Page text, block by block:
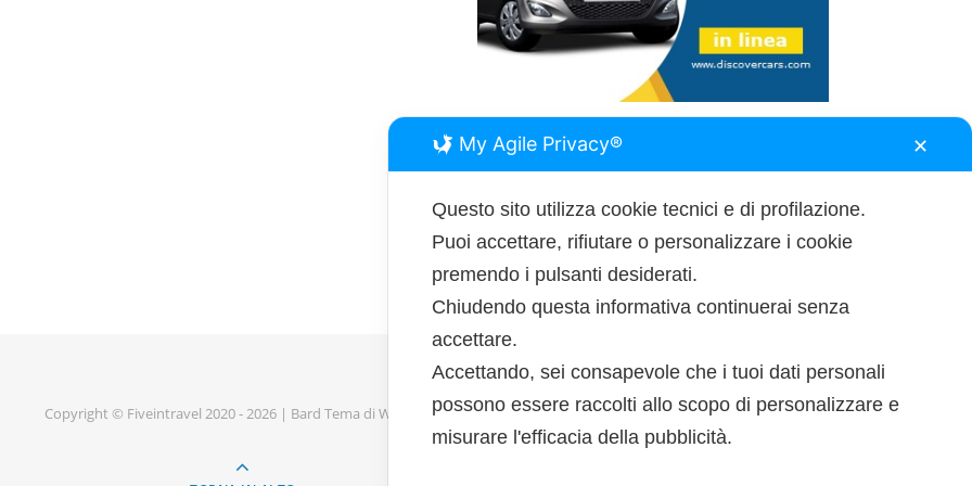
Copyright © Fiveintravel 2020 - 2026 | Bard Tema di WP Royal.
My Agile Privacy® ✕
Questo sito utilizza cookie tecnici e di profilazione.
Puoi accettare, rifiutare o personalizzare i cookie
premendo i pulsanti desiderati.
Chiudendo questa informativa continuerai senza
accettare.
Accettando, sei consapevole che i tuoi dati personali
possono essere raccolti allo scopo di personalizzare e
misurare l'efficacia della pubblicità.